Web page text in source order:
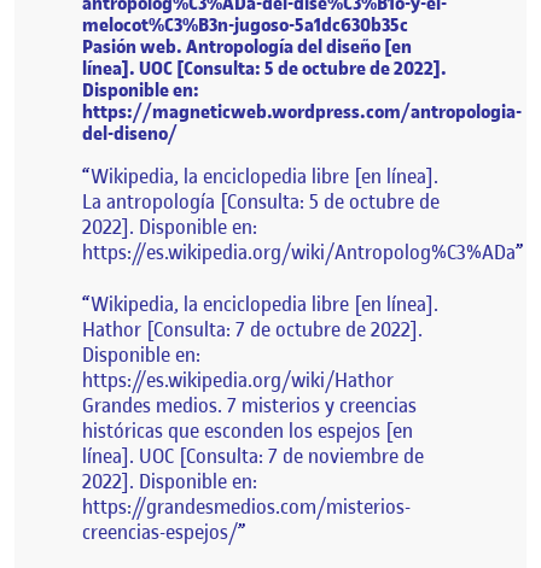
melocot%C3%B3n-jugoso-5a1dc630b35c
Pasión web. Antropología del diseño [en
línea]. UOC [Consulta: 5 de octubre de 2022].
Disponible en:
https://magneticweb.wordpress.com/antropologia-
del-diseno/
Wikipedia, la enciclopedia libre [en línea].
La antropología [Consulta: 5 de octubre de
2022]. Disponible en:
https://es.wikipedia.org/wiki/Antropolog%C3%ADa
Wikipedia, la enciclopedia libre [en línea].
Hathor [Consulta: 7 de octubre de 2022].
Disponible en:
https://es.wikipedia.org/wiki/Hathor
Grandes medios. 7 misterios y creencias
históricas que esconden los espejos [en
línea]. UOC [Consulta: 7 de noviembre de
2022]. Disponible en:
https://grandesmedios.com/misterios-
creencias-espejos/